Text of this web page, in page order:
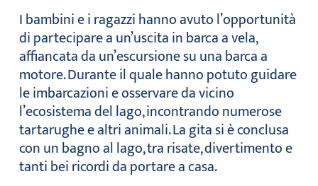
I bambini e i ragazzi hanno avuto l’opportunità
di partecipare a un’uscita in barca a vela,
affiancata da un’escursione su una barca a
motore. Durante il quale hanno potuto guidare
le imbarcazioni e osservare da vicino
l’ecosistema del lago, incontrando numerose
tartarughe e altri animali. La gita si è conclusa
con un bagno al lago, tra risate, divertimento e
tanti bei ricordi da portare a casa.